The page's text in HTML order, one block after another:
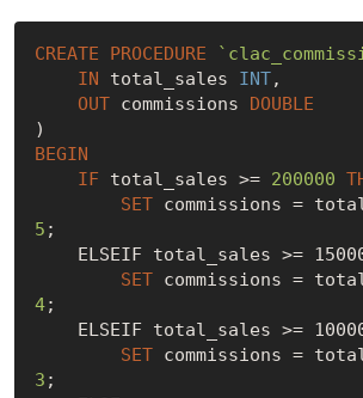
CREATE PROCEDURE
IN total_sales INT,
OUT commissions DOUBLE
BEGIN
IF total_sales >= 200000
SET commissions =
5 ;
SET commissions =
4;
SET commissions =
3 ;